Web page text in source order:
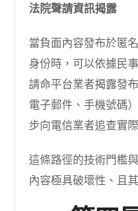
法院聲請資訊揭露
當負面內容發布於匿
身份時，可以依據民
請命平台業者揭露發
電子郵件、手機號碼
步向電信業者追查實
這條路徑的技術門檻
內容極具破壞性、且